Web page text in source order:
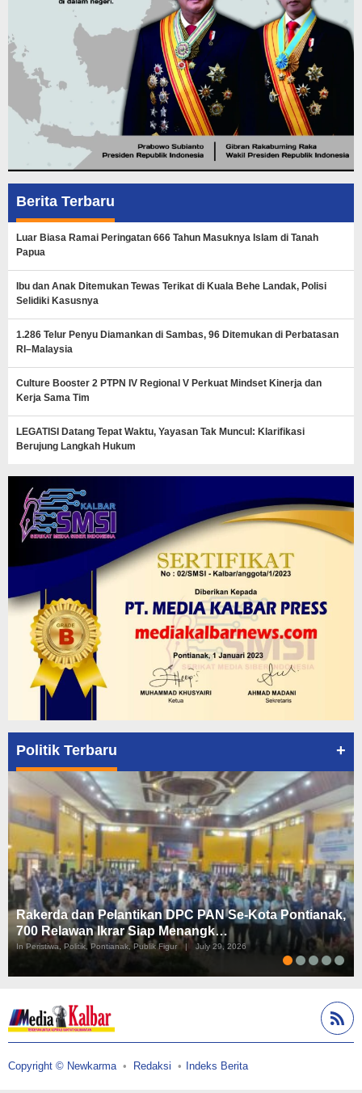
Berita Terbaru
Luar Biasa Ramai Peringatan 666 Tahun Masuknya Islam di Tanah
Papua
Ibu dan Anak Ditemukan Tewas Terikat di Kuala Behe Landak, Polisi
Selidiki Kasusnya
1.286 Telur Penyu Diamankan di Sambas, 96 Ditemukan di Perbatasan
RI–Malaysia
Culture Booster 2 PTPN IV Regional V Perkuat Mindset Kinerja dan
Kerja Sama Tim
LEGATISI Datang Tepat Waktu, Yayasan Tak Muncul: Klarifikasi
Berujung Langkah Hukum
Politik Terbaru +
Rakerda dan Pelantikan DPC PAN Se-Kota Pontianak,
700 Relawan Ikrar Siap Menangk…
In Peristiwa, Politik, Pontianak, Publik Figur July 29, 2026
Copyright © Newkarma Redaksi Indeks Berita